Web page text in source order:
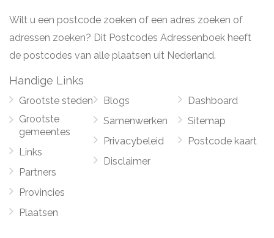
Wilt u een postcode zoeken of een adres zoeken of
adressen zoeken? Dit Postcodes Adressenboek heeft
de postcodes van alle plaatsen uit Nederland.
Handige Links
Grootste steden
Grootste
gemeentes
Links
Partners
Provincies
Plaatsen
Blogs
Samenwerken
Privacybeleid
Disclaimer
Dashboard
Sitemap
Postcode kaart